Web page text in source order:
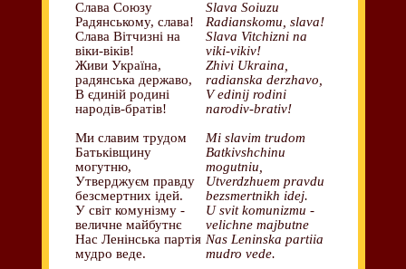
Слава Союзу
Радянському, слава!
Слава Вітчизні на
віки-віків!
Живи Україна,
радянська державо,
В єдиній родині
народів-братів!
Ми славим трудом
Батьківщину
могутню,
Утверджуєм правду
безсмертних ідей.
У світ комунізму -
величне майбутнє
Нас Ленінська партія
мудро веде.
Slava Soiuzu
Radianskomu, slava!
Slava Vitchizni na
viki-vikiv!
Zhivi Ukraina,
radianska derzhavo,
V edinij rodini
narodiv-brativ!
Mi slavim trudom
Batkivshchinu
mogutniu,
Utverdzhuem pravdu
bezsmertnikh idej.
U svit komunizmu -
velichne majbutne
Nas Leninska partiia
mudro vede.